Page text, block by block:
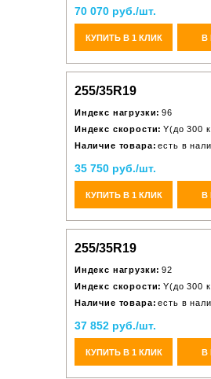
70 070 руб./шт.
КУПИТЬ В 1 КЛИК В
255/35R19
Индекс нагрузки: 96
Индекс скорости: Y(до 300
Наличие товара: есть в
35 750 руб./шт.
КУПИТЬ В 1 КЛИК В
255/35R19
Индекс нагрузки: 92
Индекс скорости: Y(до 300
Наличие товара: есть в
37 852 руб./шт.
КУПИТЬ В 1 КЛИК В